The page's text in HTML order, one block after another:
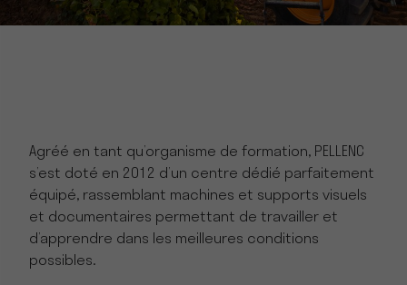
Agréé en tant qu’organisme de formation, PELLENC
s’est doté en 2012 d’un centre dédié parfaitement
équipé, rassemblant machines et supports visuels
et documentaires permettant de travailler et
d’apprendre dans les meilleures conditions
possibles.